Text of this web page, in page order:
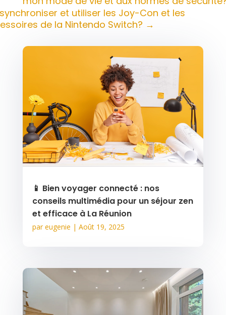
et utiliser les Joy-Con et les
de la Nintendo Switch? →
📱 Bien voyager connecté : nos
conseils multimédia pour un séjour zen
et efficace à La Réunion
pareugenie | Août 19, 2025